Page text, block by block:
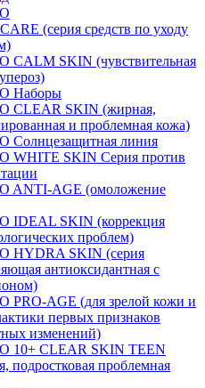
(серия средств по уходу
CALM SKIN (чувствительная
Наборы
CLEAR SKIN (жирная,
и проблемная кожа)
Солнцезащитная линия
WHITE SKIN Серия против
ANTI-AGE (омоложение
IDEAL SKIN (коррекция
проблем)
HYDRA SKIN (серия
антиоксидантная с
PRO-AGE (для зрелой кожи и
первых признаков
изменений)
10+ CLEAR SKIN TEEN
подростковая проблемная